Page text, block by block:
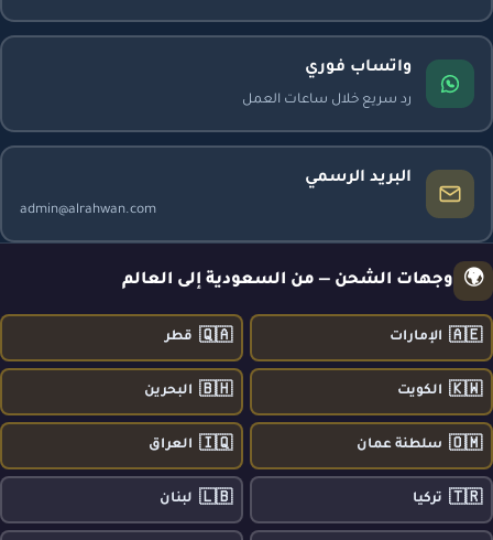
واتساب فوري
رد سريع خلال ساعات العمل
البريد الرسمي
admin@alrahwan.com
🌍 وجهات الشحن — من السعودية إلى العالم
🇦🇪 الإمارات 🇶🇦 قطر
🇰🇼 الكويت 🇧🇭 البحرين
🇴🇲 سلطنة عمان 🇮🇶 العراق
🇹🇷 تركيا 🇱🇧 لبنان